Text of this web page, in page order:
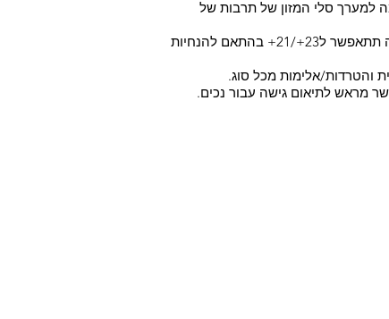
למערך סלי המזון של תרבות של
*תתאפשר כניסה של 18+ בקניית כרטיסים מראש. קניית כרטיס בכניסה תתאפשר ל23+/21+ בהתאם להנחיות
והטרדות/אלימות מכל סוג.
מראש לתיאום גישה עבור נכים.